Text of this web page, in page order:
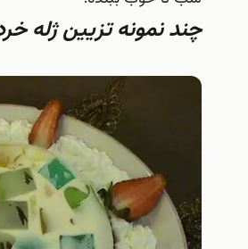
تزيين ژله خرده شيشه: